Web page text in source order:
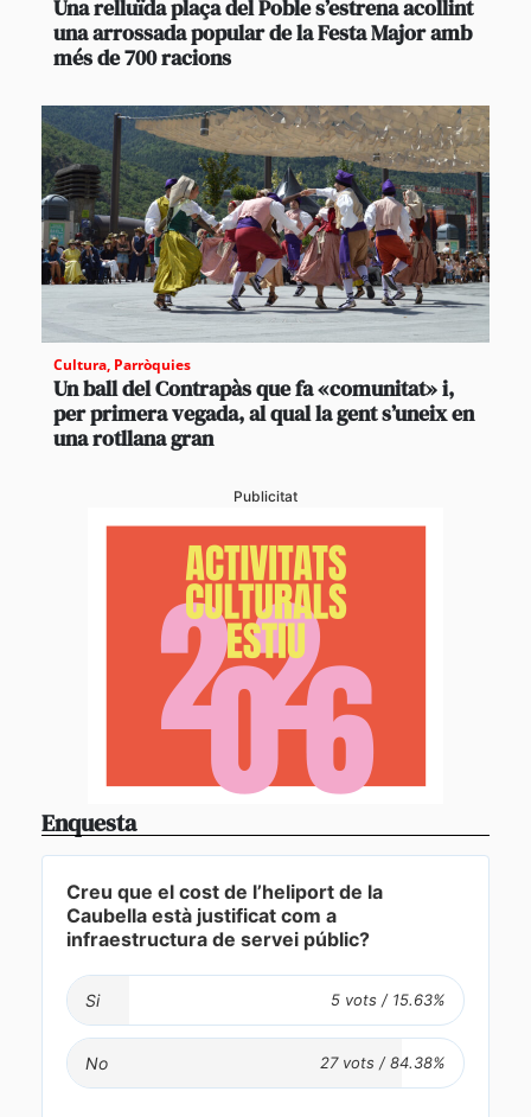
Una relluïda plaça del Poble s’estrena acollint
una arrossada popular de la Festa Major amb
més de 700 racions
Cultura, Parròquies
Un ball del Contrapàs que fa «comunitat» i,
per primera vegada, al qual la gent s’uneix en
una rotllana gran
Publicitat
Enquesta
Creu que el cost de l’heliport de la
Caubella està justificat com a
infraestructura de servei públic?
Si
No